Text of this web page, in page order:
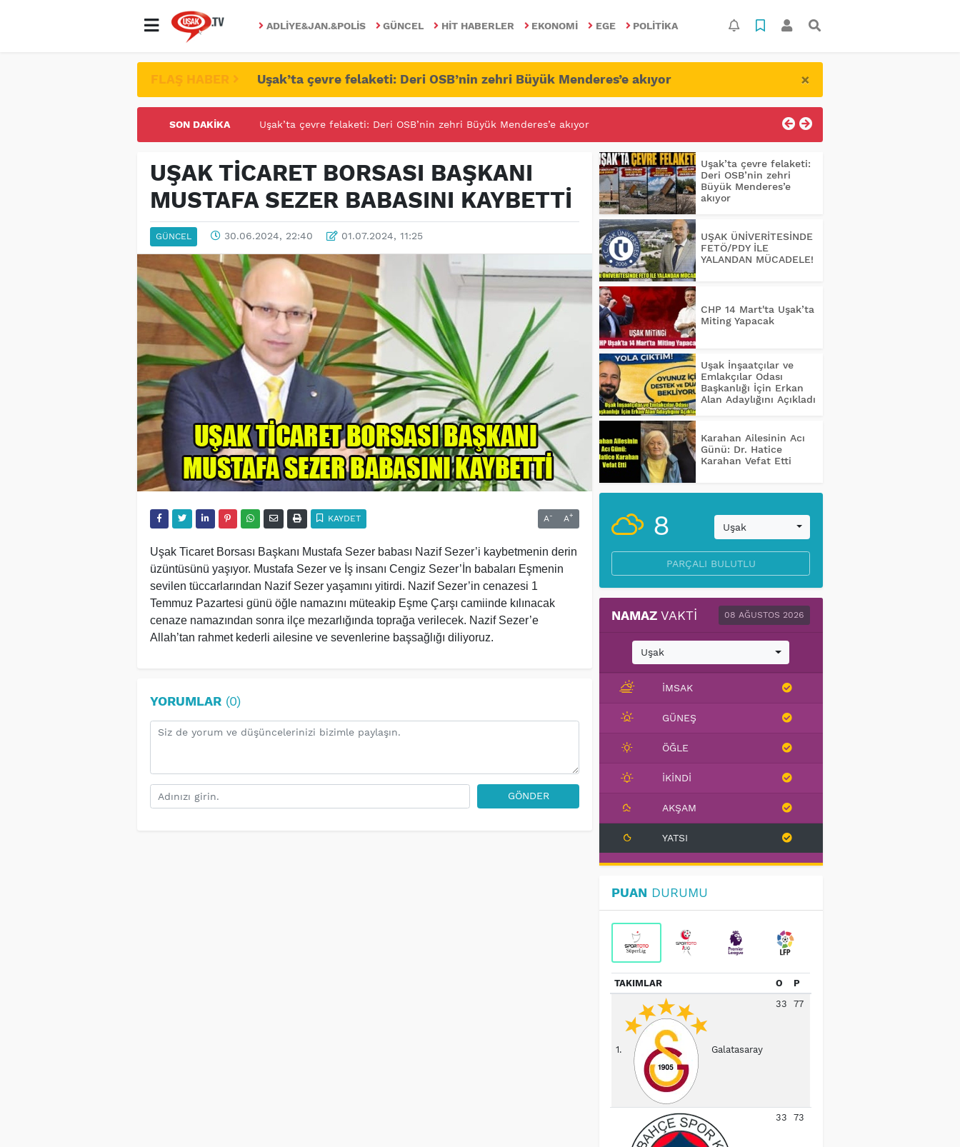
ADLIYE&JAN.&POLIS GÜNCEL HIT HABERLER EKONOMI EGE POLITIKA
FLAŞ HABER Uşak’ta çevre felaketi: Deri OSB’nin zehri Büyük Menderes’e akıyor ×
SON DAKIKA UŞAK ÜNİVERİTESİNDE FETÖ/PDY İLE YALANDAN MÜCADELE!
UŞAK TİCARET BORSASI BAŞKANI
MUSTAFA SEZER BABASINI KAYBETTİ
GÜNCEL 30.06.2024, 22:40 01.07.2024, 11:25
KAYDET A- A+
Uşak Ticaret Borsası Başkanı Mustafa Sezer babası Nazif Sezer’i kaybetmenin derin
üzüntüsünü yaşıyor. Mustafa Sezer ve İş insanı Cengiz Sezer’İn babaları Eşmenin
sevilen tüccarlarından Nazif Sezer yaşamını yitirdi. Nazif Sezer’in cenazesi 1
Temmuz Pazartesi günü öğle namazını müteakip Eşme Çarşı camiinde kılınacak
cenaze namazından sonra ilçe mezarlığında toprağa verilecek. Nazif Sezer’e
Allah’tan rahmet kederli ailesine ve sevenlerine başsağlığı diliyoruz.
YORUMLAR(0)
GÖNDER
Uşak’ta çevre felaketi:
Deri OSB’nin zehri
Büyük Menderes’e
akıyor
UŞAK ÜNİVERİTESİNDE
FETÖ/PDY İLE
YALANDAN MÜCADELE!
CHP 14 Mart'ta Uşak’ta
Miting Yapacak
Uşak İnşaatçılar ve
Emlakçılar Odası
Başkanlığı İçin Erkan
Alan Adaylığını Açıkladı
Karahan Ailesinin Acı
Günü: Dr. Hatice
Karahan Vefat Etti
8 Uşak
PARÇALI BULUTLU
NAMAZ VAKTI 08 AĞUSTOS 2026
Uşak
İMSAK
GÜNEŞ
ÖĞLE
İKINDI
AKŞAM
YATSI
PUAN DURUMU
TAKIMLAR O P
1. Galatasaray
33 77
33 73